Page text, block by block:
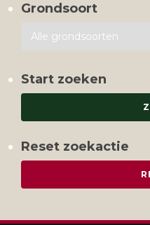
Grondsoort
Start zoeken
Reset zoekactie